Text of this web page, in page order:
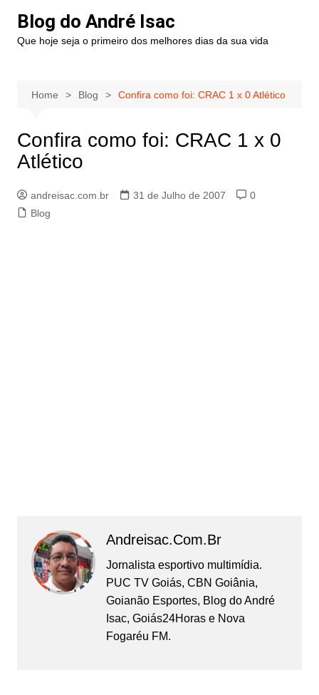
Blog do André Isac
Que hoje seja o primeiro dos melhores dias da sua vida
Home Blog Confira como foi: CRAC 1 x 0 Atlético
Confira como foi: CRAC 1 x 0
Atlético
andreisac.com.br 31 de Julho de 2007
0
Blog
Andreisac.com.br
Jornalista esportivo multimídia.
PUC TV Goiás, CBN Goiânia,
Goianão Esportes, Blog do André
Isac, Goiás24Horas e Nova
Fogaréu FM.